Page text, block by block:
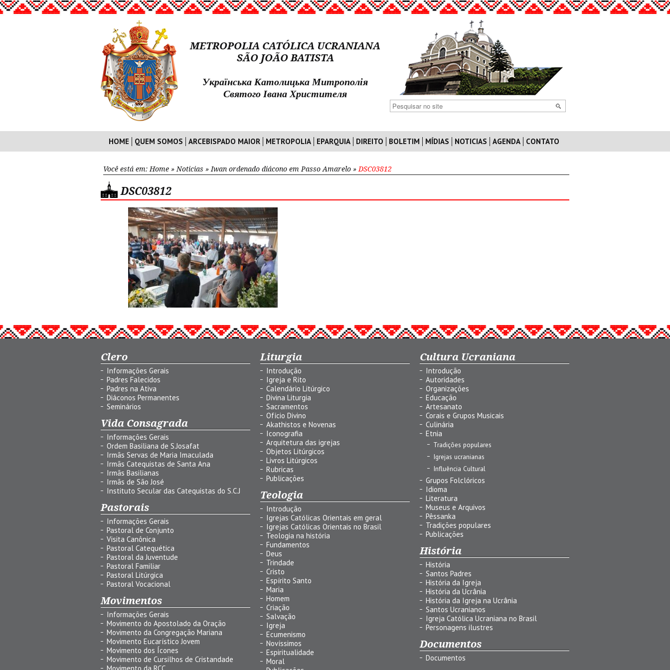
METROPOLIA CATÓLICA UCRANIANA
SÃO JOÃO BATISTA
Українська Католицька Митрополія
Святого Івана Христителя
HOME QUEM SOMOS ARCEBISPADO MAIOR METROPOLIA EPARQUIA DIREITO BOLETIM MÍDIAS NOTICIAS AGENDA CONTATO
Você está em: Home » Noticias » Iwan ordenado diácono em Passo Amarelo » DSC03812
DSC03812
Clero
Informações Gerais
Padres Falecidos
Padres na Ativa
Diáconos Permanentes
Seminários
Vida Consagrada
Informações Gerais
Ordem Basiliana de S.Josafat
Irmãs Servas de Maria Imaculada
Irmãs Catequistas de Santa Ana
Irmãs Basilianas
Irmãs de São José
Instituto Secular das Catequistas do S.C.J
Pastorais
Informações Gerais
Pastoral de Conjunto
Visita Canônica
Pastoral Catequética
Pastoral da Juventude
Pastoral Familiar
Pastoral Litúrgica
Pastoral Vocacional
Movimentos
Informações Gerais
Movimento do Apostolado da Oração
Movimento da Congregação Mariana
Movimento Eucarístico Jovem
Movimento dos Ícones
Movimento de Cursilhos de Cristandade
Liturgia
Introdução
Igreja e Rito
Calendário Litúrgico
Divina Liturgia
Sacramentos
Ofício Divino
Akathistos e Novenas
Iconografia
Arquitetura das igrejas
Objetos Litúrgicos
Livros Litúrgicos
Rubricas
Publicações
Teologia
Introdução
Igrejas Católicas Orientais em geral
Igrejas Católicas Orientais no Brasil
Teologia na história
Fundamentos
Deus
Trindade
Cristo
Espírito Santo
Maria
Homem
Criação
Salvação
Igreja
Ecumenismo
Novíssimos
Espiritualidade
Moral
Cultura Ucraniana
Introdução
Autoridades
Organizações
Educação
Artesanato
Corais e Grupos Musicais
Culinária
Etnia
Tradições populares
Igrejas ucranianas
Influência Cultural
Grupos Folclóricos
Idioma
Literatura
Museus e Arquivos
Pêssanka
Tradições populares
Publicações
História
História
Santos Padres
História da Igreja
História da Ucrânia
História da Igreja na Ucrânia
Santos Ucranianos
Igreja Católica Ucraniana no Brasil
Personagens ilustres
Documentos
Documentos